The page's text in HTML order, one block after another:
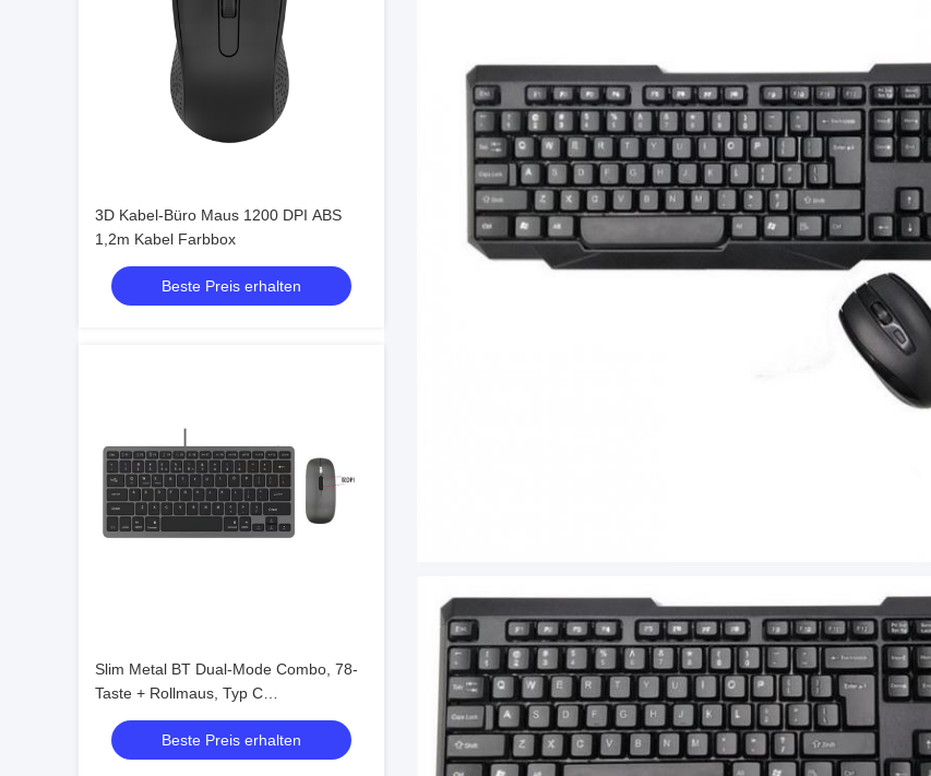
3D Kabel-Büro Maus 1200 DPI ABS
1,2m Kabel Farbbox
Beste Preis erhalten
Slim Metal BT Dual-Mode Combo, 78-
Taste + Rollmaus, Typ C
wiederaufladbar
Beste Preis erhalten